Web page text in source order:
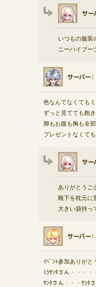
いつもの服装
ニーハイブー
色なんてなくても
ずっと見てても飽
脚もお腹も胸も全
プレゼントなくて
ありがとうご
靴下を枕元に
大きい袋持っ
ｲﾍﾞﾝﾄ参加ありが
ﾐﾗｻﾝﾀさん・・・
ｻﾝﾀさん・・・ｻﾝﾀ